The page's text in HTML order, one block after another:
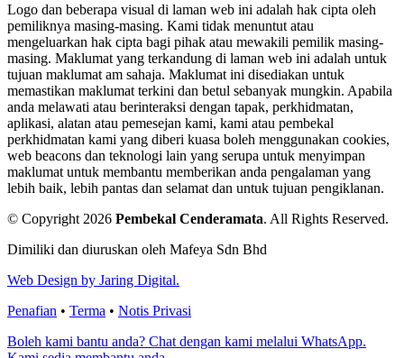
Logo dan beberapa visual di laman web ini adalah hak cipta oleh
pemiliknya masing-masing. Kami tidak menuntut atau
mengeluarkan hak cipta bagi pihak atau mewakili pemilik masing-
masing. Maklumat yang terkandung di laman web ini adalah untuk
tujuan maklumat am sahaja. Maklumat ini disediakan untuk
memastikan maklumat terkini dan betul sebanyak mungkin. Apabila
anda melawati atau berinteraksi dengan tapak, perkhidmatan,
aplikasi, alatan atau pemesejan kami, kami atau pembekal
perkhidmatan kami yang diberi kuasa boleh menggunakan cookies,
web beacons dan teknologi lain yang serupa untuk menyimpan
maklumat untuk membantu memberikan anda pengalaman yang
lebih baik, lebih pantas dan selamat dan untuk tujuan pengiklanan.
© Copyright 2026 Pembekal Cenderamata. All Rights Reserved.
Dimiliki dan diuruskan oleh Mafeya Sdn Bhd
Web Design by Jaring Digital.
Penafian • Terma • Notis Privasi
Boleh kami bantu anda? Chat dengan kami melalui WhatsApp.